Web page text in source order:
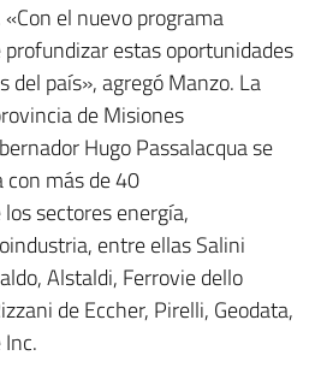
el nuevo programa
estas oportunidades
del país», agregó Manzo. La
de Misiones
Hugo Passalacqua se
con más de 40
sectores energía,
entre ellas Salini
Alstaldi, Ferrovie dello
de Eccher, Pirelli, Geodata,